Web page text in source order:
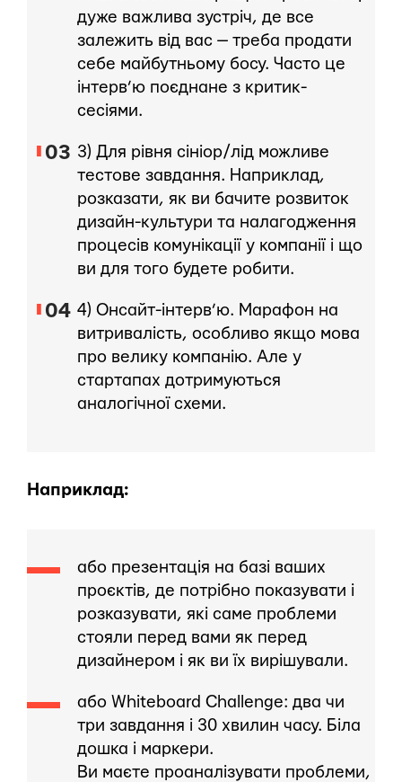
дуже важлива зустріч, де все
залежить від вас — треба продати
себе майбутньому босу. Часто це
інтерв’ю поєднане з критик-
сесіями.
3) Для рівня сініор/лід можливе
тестове завдання. Наприклад,
розказати, як ви бачите розвиток
дизайн-культури та налагодження
процесів комунікації у компанії і що
ви для того будете робити.
4) Онсайт-інтерв’ю. Марафон на
витривалість, особливо якщо мова
про велику компанію. Але у
стартапах дотримуються
аналогічної схеми.
Наприклад:
або презентація на базі ваших
проєктів, де потрібно показувати і
розказувати, які саме проблеми
стояли перед вами як перед
дизайнером і як ви їх вирішували.
або Whiteboard Challenge: два чи
три завдання і 30 хвилин часу. Біла
дошка і маркери.
Ви маєте проаналізувати проблеми,